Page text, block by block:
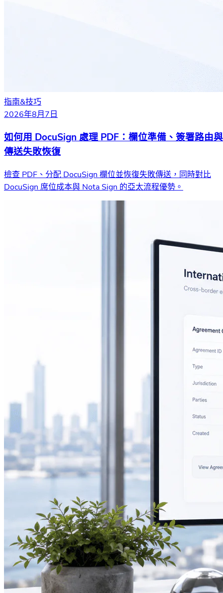
指南&技巧
2026年8月7日
如何用 DocuSign 處理 PDF：欄位準備、簽署路由與
傳送失敗恢復
檢查 PDF、分配 DocuSign 欄位並恢復失敗傳送，同時對比
DocuSign 席位成本與 Nota Sign 的亞太流程優勢。